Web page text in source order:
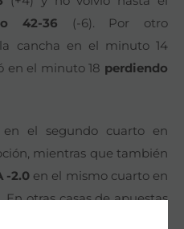
42-36
(-6). Por otro
cancha en el minuto 14
en el minuto 18 perdiendo
el segundo cuarto en
mientras que también
-2.0en el mismo cuarto en
otras casas de apuestas